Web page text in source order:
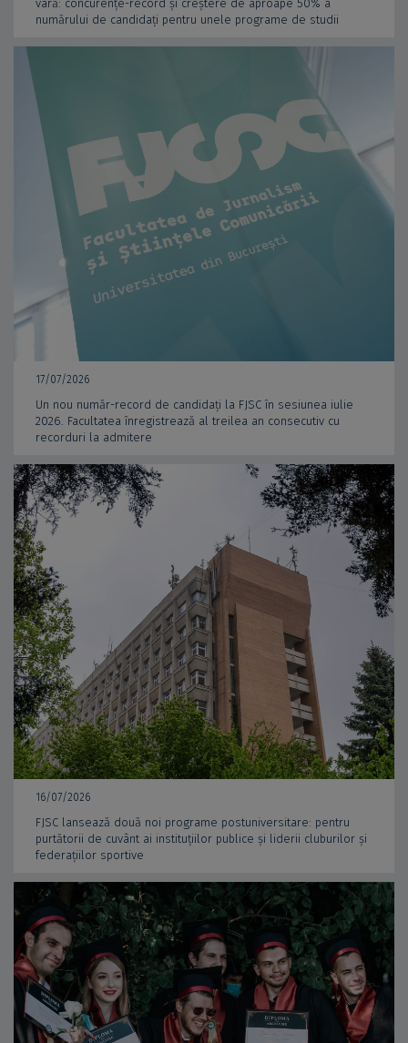
vară: concurențe-record și creștere de aproape 50% a
numărului de candidați pentru unele programe de studii
17/07/2026
Un nou număr-record de candidați la FJSC în sesiunea iulie
2026. Facultatea înregistrează al treilea an consecutiv cu
recorduri la admitere
16/07/2026
FJSC lansează două noi programe postuniversitare: pentru
purtătorii de cuvânt ai instituțiilor publice și liderii cluburilor și
federațiilor sportive